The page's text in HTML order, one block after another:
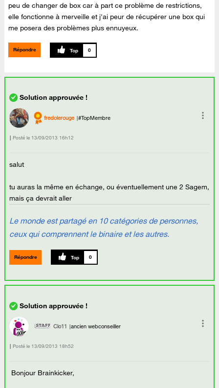
peu de changer de box car à part ce problème de restrictions,
elle fonctionne à merveille et j'ai peur de récupérer une box qui
me posera des problèmes plus ennuyeux.
Répondre 0
fredolerouge #TopMembre
Posté le ‎13/09/2013 16h12
salut
tu auras la même en échange, ou éventuellement une 2 Sagem,
mais ça devrait aller
Le monde est partagé en 10 catégories de personnes,
ceux qui comprennent le binaire et les autres.
Répondre 0
Clo11 ancien webconseiller
Posté le ‎13/09/2013 18h52
Bonjour Brainkicker,